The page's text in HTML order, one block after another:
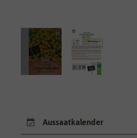
Aussaatkalender